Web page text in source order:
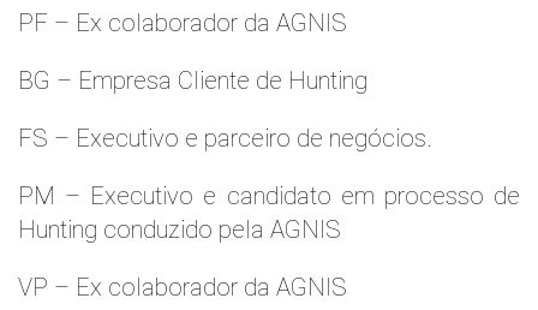
PF – Ex colaborador da AGNIS
BG – Empresa Cliente de Hunting
FS – Executivo e parceiro de negócios.
PM – Executivo e candidato em processo de
Hunting conduzido pela AGNIS
VP – Ex colaborador da AGNIS